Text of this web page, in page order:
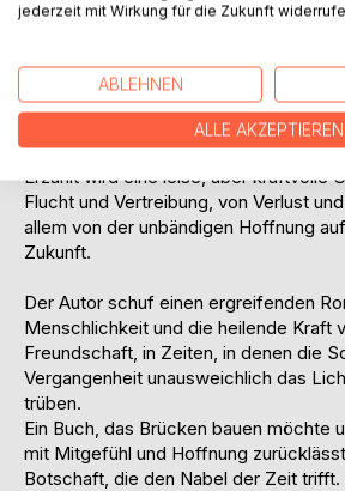
ihn bis ins hohe Alter quälen.
Als Onkel Otto nach einem
liegt, soll seine Nachbarin Selma den
abwickeln, doch kurz vor dem
eine andere Idee.
Erzählt wird eine leise, aber kraftvolle
Flucht und Vertreibung, von Verlust
allem von der unbändigen Hoffnung
Zukunft.
Der Autor schuf einen ergreifenden
Menschlichkeit und die heilende Kraft
Freundschaft, in Zeiten, in denen die
Vergangenheit unausweichlich das
trüben.
Ein Buch, das Brücken bauen möchte
mit Mitgefühl und Hoffnung
Botschaft, die den Nabel der Zeit trifft.
jederzeit mit Wirkung für die Zukunft
ABLEHNEN
ALLE AKZEPTIEREN